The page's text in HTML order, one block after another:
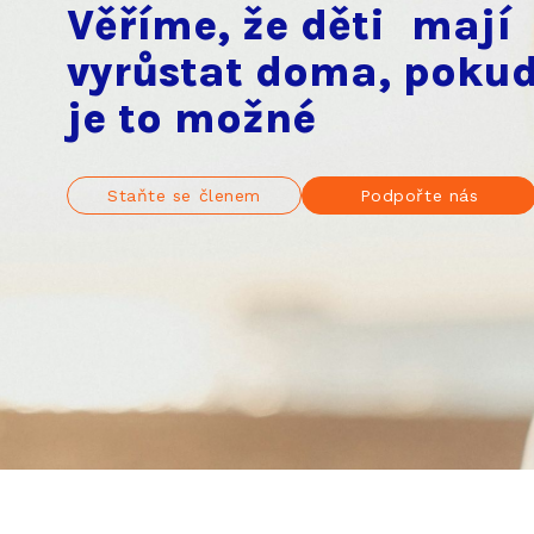
Věříme, že děti mají
vyrůstat doma,
je to možné
Staňte se členem Podpořte nás